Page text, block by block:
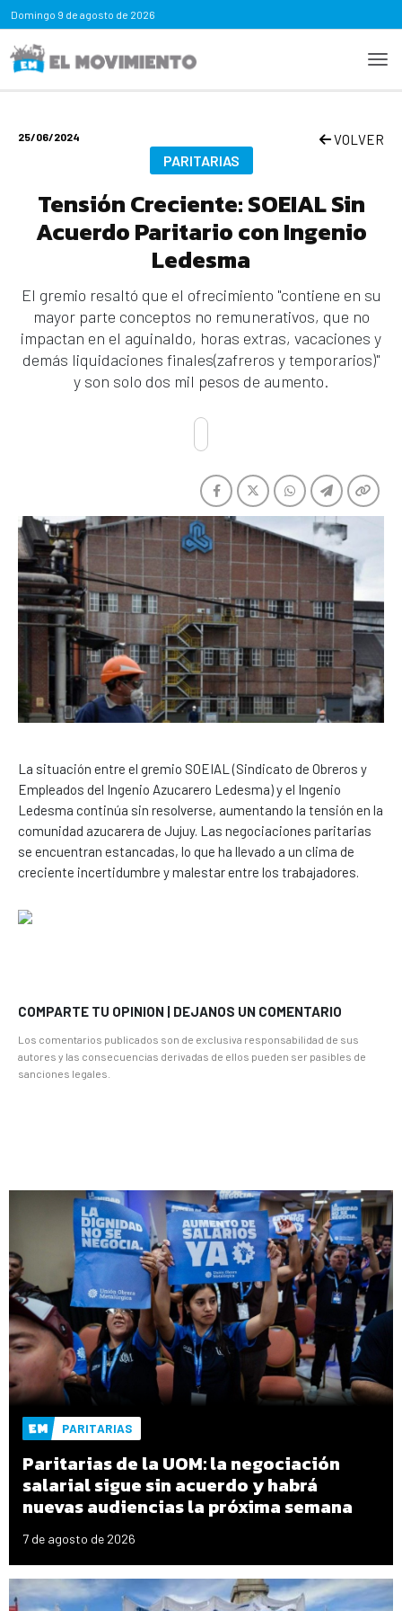
Domingo 9 de agosto de 2026
25/06/2024 VOLVER
PARITARIAS
Tensión Creciente: SOEIAL Sin
Acuerdo Paritario con Ingenio
Ledesma
El gremio resaltó que el ofrecimiento "contiene en su
mayor parte conceptos no remunerativos, que no
impactan en el aguinaldo, horas extras, vacaciones y
demás liquidaciones finales(zafreros y temporarios)"
y son solo dos mil pesos de aumento.
La situación entre el gremio SOEIAL (Sindicato de Obreros y
Empleados del Ingenio Azucarero Ledesma) y el Ingenio
Ledesma continúa sin resolverse, aumentando la tensión en la
comunidad azucarera de Jujuy. Las negociaciones paritarias
se encuentran estancadas, lo que ha llevado a un clima de
creciente incertidumbre y malestar entre los trabajadores.
COMPARTE TU OPINION | DEJANOS UN COMENTARIO
Los comentarios publicados son de exclusiva responsabilidad de sus
autores y las consecuencias derivadas de ellos pueden ser pasibles de
sanciones legales.
PARITARIAS
Paritarias de la UOM: la negociación
salarial sigue sin acuerdo y habrá
nuevas audiencias la próxima semana
7 de agosto de 2026